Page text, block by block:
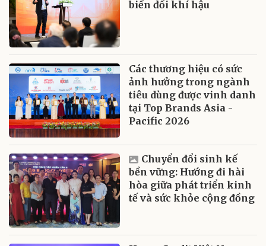
biến đổi khí hậu
Các thương hiệu có sức
ảnh hưởng trong ngành
tiêu dùng được vinh danh
tại Top Brands Asia -
Pacific 2026
Chuyển đổi sinh kế
bền vững: Hướng đi hài
hòa giữa phát triển kinh
tế và sức khỏe cộng đồng